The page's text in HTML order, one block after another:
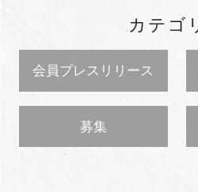
カテゴ
会員プレスリリース
募集